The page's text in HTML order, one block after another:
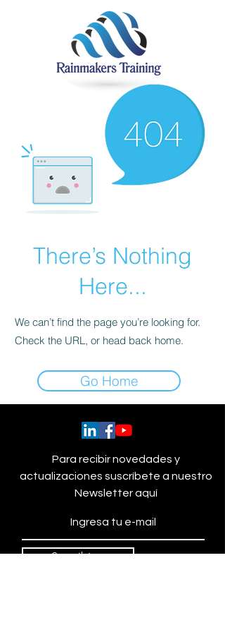
There’s Nothing
Here...
We can’t find the page you’re looking for.
Check the URL, or head back home.
Go Home
Para recibir novedades y
actualizaciones suscríbete a nuestro
Newsletter aquí
Suscribirse